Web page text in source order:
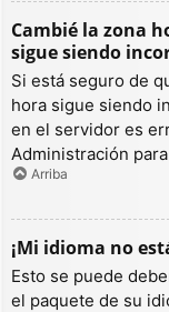
Cambié la zona
sigue siendo
Si está seguro de
hora sigue siendo
en el servidor es
Administración
Arriba
¡Mi idioma no
Esto se puede
el paquete de su